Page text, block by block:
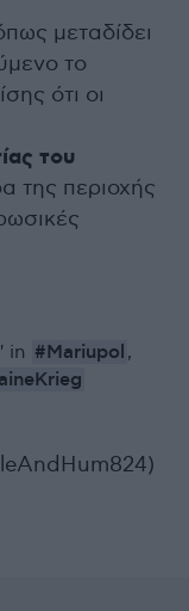
μεταδίδει
το
ότι οι
του
της περιοχής
in #Mariupol ,